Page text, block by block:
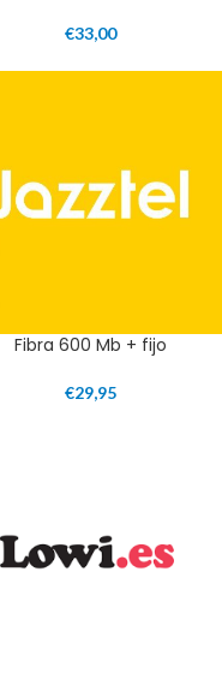
€33,00
Fibra 600 Mb + fijo
€29,95